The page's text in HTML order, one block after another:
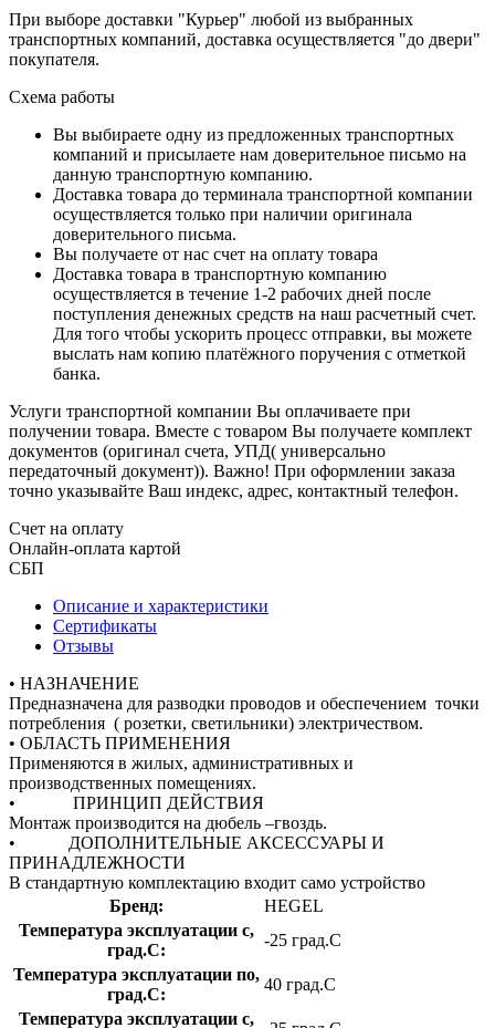
При выборе доставки "Курьер" любой из выбранных
транспортных компаний, доставка осуществляется "до двери"
покупателя.
Схема работы
Вы выбираете одну из предложенных транспортных
компаний и присылаете нам доверительное письмо на
данную транспортную компанию.
Доставка товара до терминала транспортной компании
осуществляется только при наличии оригинала
доверительного письма.
Вы получаете от нас счет на оплату товара
Доставка товара в транспортную компанию
осуществляется в течение 1-2 рабочих дней после
поступления денежных средств на наш расчетный счет.
Для того чтобы ускорить процесс отправки, вы можете
выслать нам копию платёжного поручения с отметкой
банка.
Услуги транспортной компании Вы оплачиваете при
получении товара. Вместе с товаром Вы получаете комплект
документов (оригинал счета, УПД( универсально
передаточный документ)). Важно! При оформлении заказа
точно указывайте Ваш индекс, адрес, контактный телефон.
Счет на оплату
Онлайн-оплата картой
СБП
Описание и характеристики
Сертификаты
Отзывы
• НАЗНАЧЕНИЕ
Предназначена для разводки проводов и обеспечением точки
потребления ( розетки, светильники) электричеством.
• ОБЛАСТЬ ПРИМЕНЕНИЯ
Применяются в жилых, административных и
производственных помещениях.
• ПРИНЦИП ДЕЙСТВИЯ
Монтаж производится на дюбель –гвоздь.
• ДОПОЛНИТЕЛЬНЫЕ АКСЕССУАРЫ И
ПРИНАДЛЕЖНОСТИ
В стандартную комплектацию входит само устройство
Бренд:
HEGEL
Температура эксплуатации с,
град.C:
-25 град.C
Температура эксплуатации по,
град.C:
40 град.C
Температура эксплуатации с,